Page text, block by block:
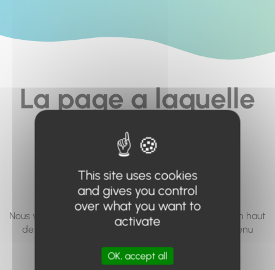
La page a laquelle
vous cherchez à
accéder n'existe
pas... ou plus.
Nous vous invitons à utiliser le moteur de recherche en haut
de page, ou à utiliser le menu pour trouver le contenu
This site uses cookies
and gives you control
over what you want to
activate
OK, accept all